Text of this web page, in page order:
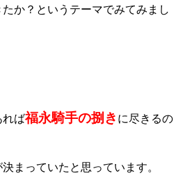
か？というテーマでみてみまし
れば福永騎手の捌き に尽きるの
まっていたと思っています。